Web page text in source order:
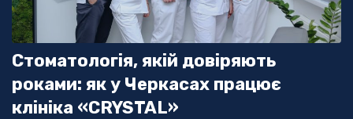
Стоматологія, якій довіряють
роками: як у Черкасах працює
клініка «СRYSTAL»